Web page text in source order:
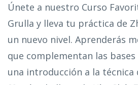
Únete a nuestro Curso
Grulla y lleva tu práctica de
un nuevo nivel. Aprenderás
que complementan las
una introducción a la técnica